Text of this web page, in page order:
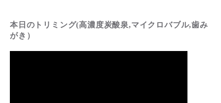
本日のトリミング(高濃度炭酸泉,マイクロバブル,歯み
がき）